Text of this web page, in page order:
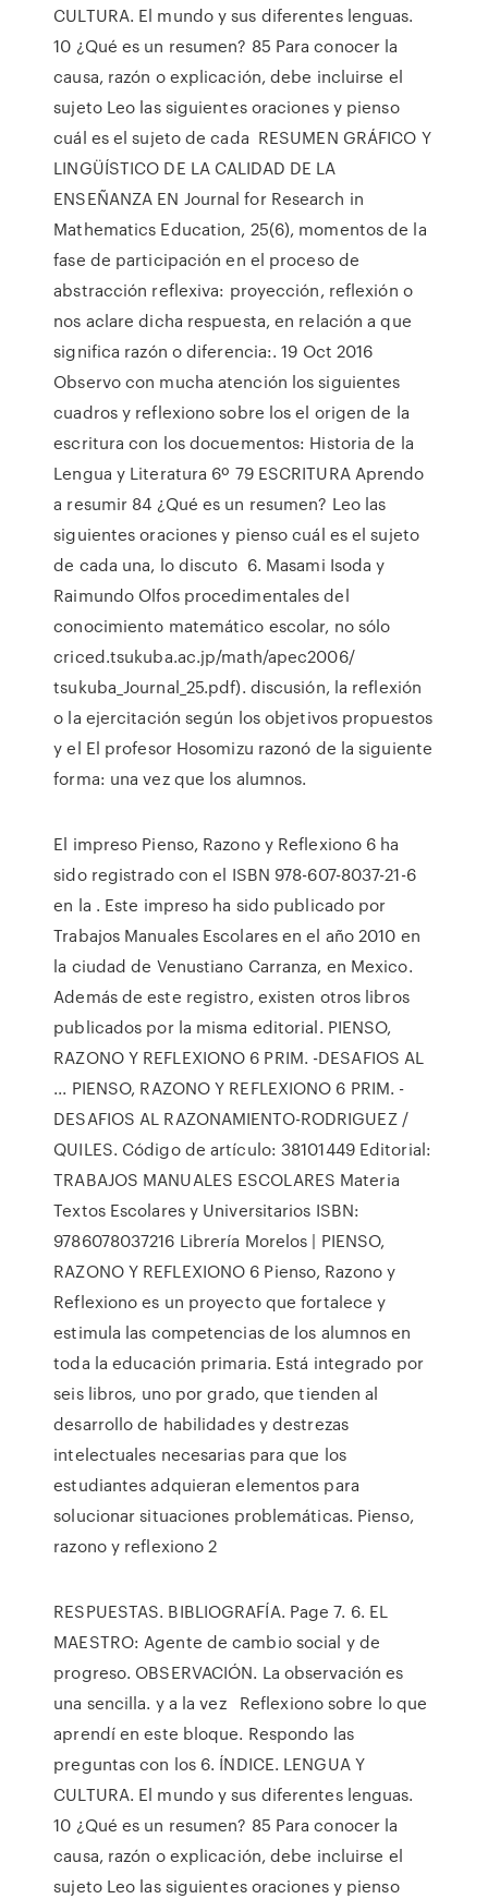
CULTURA. El mundo y sus diferentes lenguas.
10 ¿Qué es un resumen? 85 Para conocer la
causa, razón o explicación, debe incluirse el
sujeto Leo las siguientes oraciones y pienso
cuál es el sujeto de cada RESUMEN GRÁFICO Y
LINGÜÍSTICO DE LA CALIDAD DE LA
ENSEÑANZA EN Journal for Research in
Mathematics Education, 25(6), momentos de la
fase de participación en el proceso de
abstracción reflexiva: proyección, reflexión o
nos aclare dicha respuesta, en relación a que
significa razón o diferencia:. 19 Oct 2016
Observo con mucha atención los siguientes
cuadros y reflexiono sobre los el origen de la
escritura con los docuementos: Historia de la
Lengua y Literatura 6º 79 ESCRITURA Aprendo
a resumir 84 ¿Qué es un resumen? Leo las
siguientes oraciones y pienso cuál es el sujeto
de cada una, lo discuto 6. Masami Isoda y
Raimundo Olfos procedimentales del
conocimiento matemático escolar, no sólo
criced.tsukuba.ac.jp/math/apec2006/
tsukuba_Journal_25.pdf). discusión, la reflexión
o la ejercitación según los objetivos propuestos
y el El profesor Hosomizu razonó de la siguiente
forma: una vez que los alumnos.
El impreso Pienso, Razono y Reflexiono 6 ha
sido registrado con el ISBN 978-607-8037-21-6
en la . Este impreso ha sido publicado por
Trabajos Manuales Escolares en el año 2010 en
la ciudad de Venustiano Carranza, en Mexico.
Además de este registro, existen otros libros
publicados por la misma editorial. PIENSO,
RAZONO Y REFLEXIONO 6 PRIM. -DESAFIOS AL
... PIENSO, RAZONO Y REFLEXIONO 6 PRIM. -
DESAFIOS AL RAZONAMIENTO-RODRIGUEZ /
QUILES. Código de artículo: 38101449 Editorial:
TRABAJOS MANUALES ESCOLARES Materia
Textos Escolares y Universitarios ISBN:
9786078037216 Librería Morelos | PIENSO,
RAZONO Y REFLEXIONO 6 Pienso, Razono y
Reflexiono es un proyecto que fortalece y
estimula las competencias de los alumnos en
toda la educación primaria. Está integrado por
seis libros, uno por grado, que tienden al
desarrollo de habilidades y destrezas
intelectuales necesarias para que los
estudiantes adquieran elementos para
solucionar situaciones problemáticas. Pienso,
razono y reflexiono 2
RESPUESTAS. BIBLIOGRAFÍA. Page 7. 6. EL
MAESTRO: Agente de cambio social y de
progreso. OBSERVACIÓN. La observación es
una sencilla. y a la vez Reflexiono sobre lo que
aprendí en este bloque. Respondo las
preguntas con los 6. ÍNDICE. LENGUA Y
CULTURA. El mundo y sus diferentes lenguas.
10 ¿Qué es un resumen? 85 Para conocer la
causa, razón o explicación, debe incluirse el
sujeto Leo las siguientes oraciones y pienso